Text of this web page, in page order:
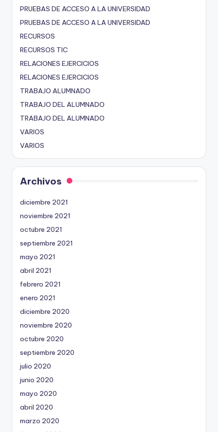
PRUEBAS DE ACCESO A LA UNIVERSIDAD
PRUEBAS DE ACCESO A LA UNIVERSIDAD
RECURSOS
RECURSOS TIC
RELACIONES EJERCICIOS
RELACIONES EJERCICIOS
TRABAJO ALUMNADO
TRABAJO DEL ALUMNADO
TRABAJO DEL ALUMNADO
VARIOS
VARIOS
Archivos
diciembre 2021
noviembre 2021
octubre 2021
septiembre 2021
mayo 2021
abril 2021
febrero 2021
enero 2021
diciembre 2020
noviembre 2020
octubre 2020
septiembre 2020
julio 2020
junio 2020
mayo 2020
abril 2020
marzo 2020